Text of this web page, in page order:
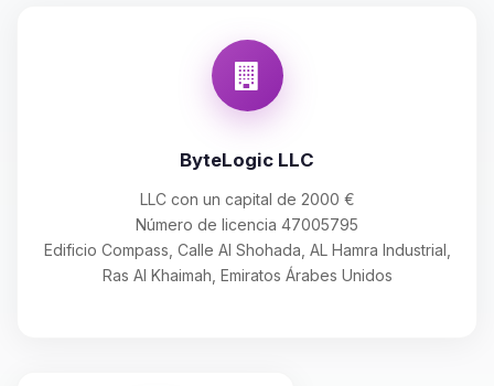
ByteLogic LLC
LLC con un capital de 2000 €
Número de licencia 47005795
Edificio Compass, Calle Al Shohada, AL Hamra Industrial,
Ras Al Khaimah, Emiratos Árabes Unidos